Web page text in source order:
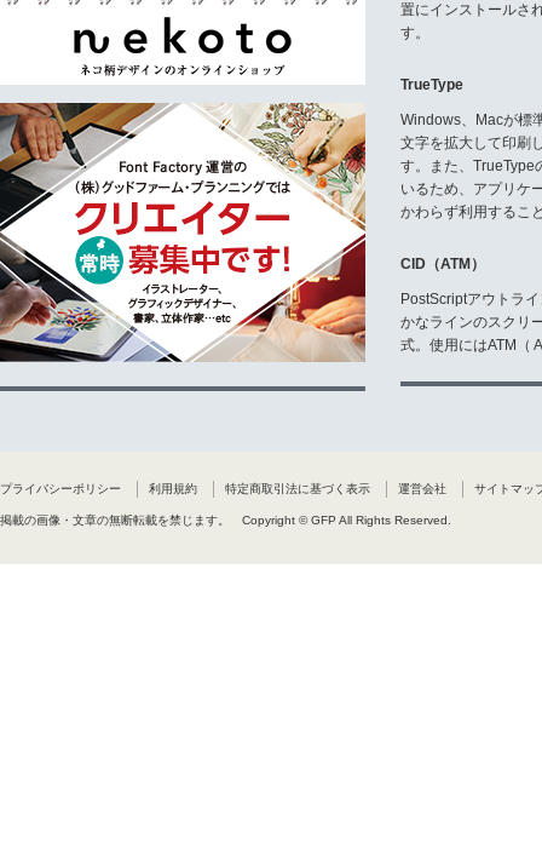
置にインストールさ
す。
TrueType
Windows、Macが標
文字を拡大して印刷
す。また、TrueType
いるため、アプリケ
かわらず利用するこ
CID（ATM）
PostScriptアウトラ
かなラインのスクリ
式。使用にはATM（
プライバシーポリシー 利用規約 特定商取引法に基づく表示 運営会社 サイトマッ
掲載の画像・文章の無断転載を禁じます。 Copyright © GFP All Rights Reserved.